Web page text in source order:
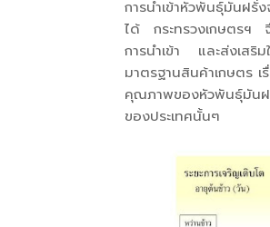
การนำเข้าหัวพันธุ์มันฝรั่
ได้ กระทรวงเกษตรฯ
การนำเข้า และส่งเสริ
มาตรฐานสินค้าเกษตร
คุณภาพของหัวพันธุ์มันฝ
ของประเทศนั้นๆ